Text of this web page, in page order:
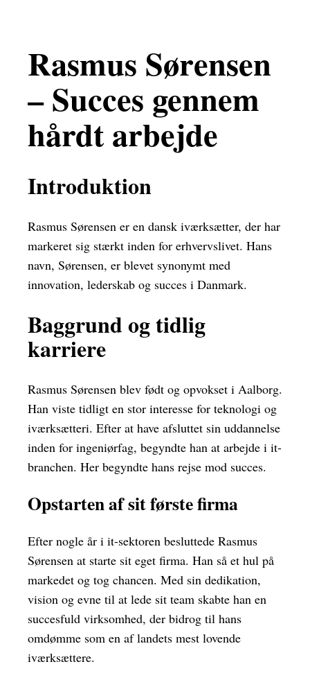
Rasmus Sørensen
– Succes gennem
hårdt arbejde
Introduktion
Rasmus Sørensen er en dansk iværksætter, der har
markeret sig stærkt inden for erhvervslivet. Hans
navn, Sørensen, er blevet synonymt med
innovation, lederskab og succes i Danmark.
Baggrund og tidlig
karriere
Rasmus Sørensen blev født og opvokset i Aalborg.
Han viste tidligt en stor interesse for teknologi og
iværksætteri. Efter at have afsluttet sin uddannelse
inden for ingeniørfag, begyndte han at arbejde i it-
branchen. Her begyndte hans rejse mod succes.
Opstarten af sit første firma
Efter nogle år i it-sektoren besluttede Rasmus
Sørensen at starte sit eget firma. Han så et hul på
markedet og tog chancen. Med sin dedikation,
vision og evne til at lede sit team skabte han en
succesfuld virksomhed, der bidrog til hans
omdømme som en af landets mest lovende
iværksættere.